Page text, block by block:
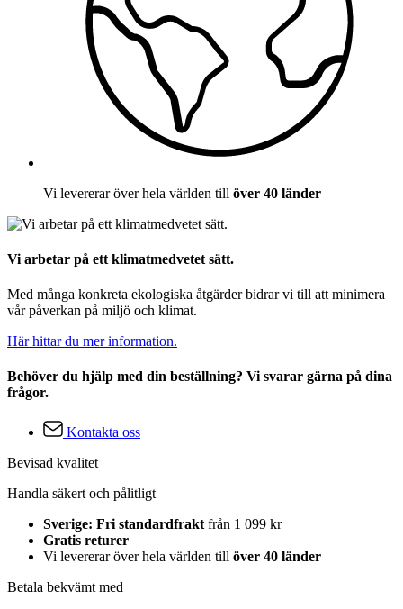
Vi levererar över hela världen till över 40 länder
Vi arbetar på ett klimatmedvetet sätt.
Med många konkreta ekologiska åtgärder bidrar vi till att minimera
vår påverkan på miljö och klimat.
Här hittar du mer information.
Behöver du hjälp med din beställning? Vi svarar gärna på dina
frågor.
Kontakta oss
Bevisad kvalitet
Handla säkert och pålitligt
Sverige: Fri standardfrakt från 1 099 kr
Gratis returer
Vi levererar över hela världen till över 40 länder
Betala bekvämt med